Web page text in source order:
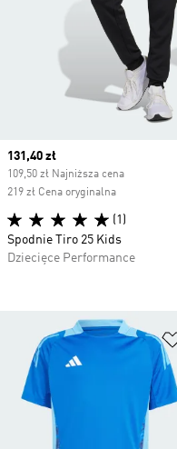
Current price
131,40 zł
109,50 zł Najniższa cena
219 zł Cena oryginalna
(1)
Spodnie Tiro 25 Kids
Dziecięce Performance